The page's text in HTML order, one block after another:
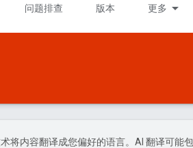
问题排查 版本 更多
将内容翻译成您偏好的语言。AI 翻译可能